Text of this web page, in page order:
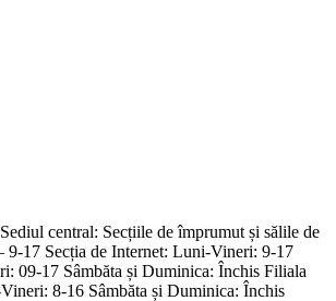
central: Secțiile de împrumut și sălile de
9-17 Secția de Internet: Luni-Vineri: 9-17
09-17 Sâmbăta și Duminica: Închis Filiala
8-16 Sâmbăta și Duminica: Închis